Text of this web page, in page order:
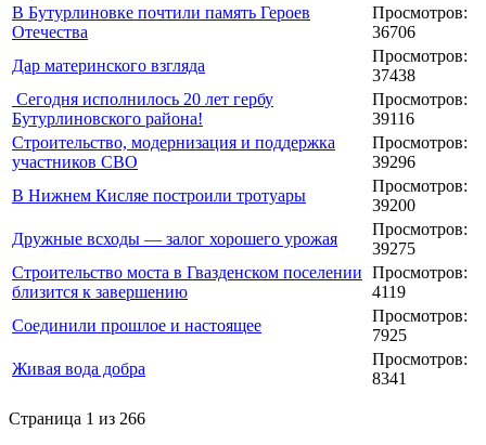
В Бутурлиновке почтили память Героев
Отечества
Просмотров:
36706
Дар материнского взгляда
Просмотров:
37438
Сегодня исполнилось 20 лет гербу
Бутурлиновского района!
Просмотров:
39116
Строительство, модернизация и поддержка
участников СВО
Просмотров:
39296
В Нижнем Кисляе построили тротуары
Просмотров:
39200
Дружные всходы — залог хорошего урожая
Просмотров:
39275
Строительство моста в Гвазденском поселении
близится к завершению
Просмотров:
4119
Соединили прошлое и настоящее
Просмотров:
7925
Живая вода добра
Просмотров:
8341
Страница 1 из 266